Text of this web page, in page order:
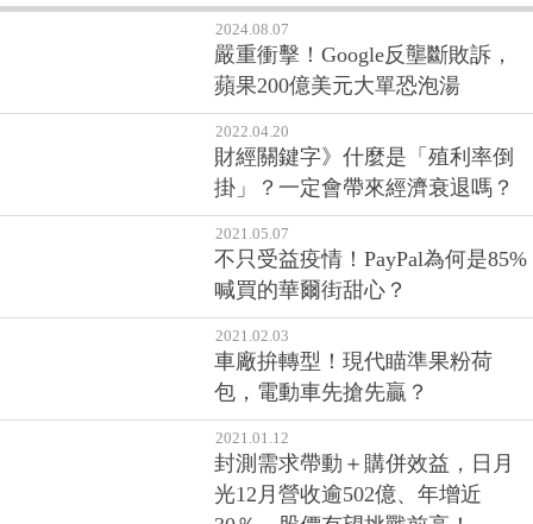
2024.08.07
嚴重衝擊！Google反壟斷敗訴，
蘋果200億美元大單恐泡湯
2022.04.20
財經關鍵字》什麼是「殖利率倒
掛」？一定會帶來經濟衰退嗎？
2021.05.07
不只受益疫情！PayPal為何是85%
喊買的華爾街甜心？
2021.02.03
車廠拚轉型！現代瞄準果粉荷
包，電動車先搶先贏？
2021.01.12
封測需求帶動＋購併效益，日月
光12月營收逾502億、年增近